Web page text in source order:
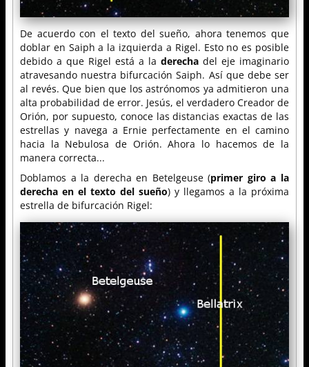
De acuerdo con el texto del sueño, ahora tenemos que
doblar en Saiph a la izquierda a Rigel. Esto no es posible
debido a que Rigel está a la derecha del eje imaginario
atravesando nuestra bifurcación Saiph. Así que debe ser
al revés. Que bien que los astrónomos ya admitieron una
alta probabilidad de error. Jesús, el verdadero Creador de
Orión, por supuesto, conoce las distancias exactas de las
estrellas y navega a Ernie perfectamente en el camino
hacia la Nebulosa de Orión. Ahora lo hacemos de la
manera correcta...
Doblamos a la derecha en Betelgeuse (primer giro a la
derecha en el texto del sueño) y llegamos a la próxima
estrella de bifurcación Rigel: